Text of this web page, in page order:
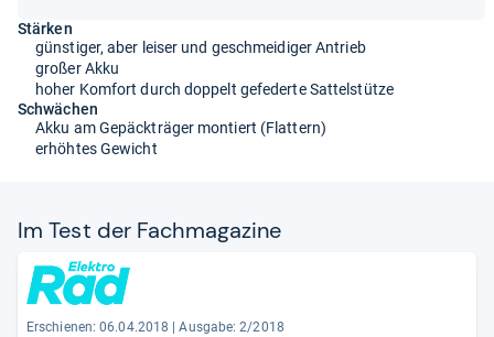
Stärken
günstiger, aber leiser und geschmeidiger Antrieb
großer Akku
hoher Komfort durch doppelt gefederte Sattelstütze
Schwächen
Akku am Gepäckträger montiert (Flattern)
erhöhtes Gewicht
Im Test der Fach­ma­ga­zine
Erschienen: 06.04.2018 | Ausgabe: 2/2018